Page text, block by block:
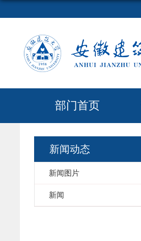
部门首页
新闻动态
新闻图片
新闻